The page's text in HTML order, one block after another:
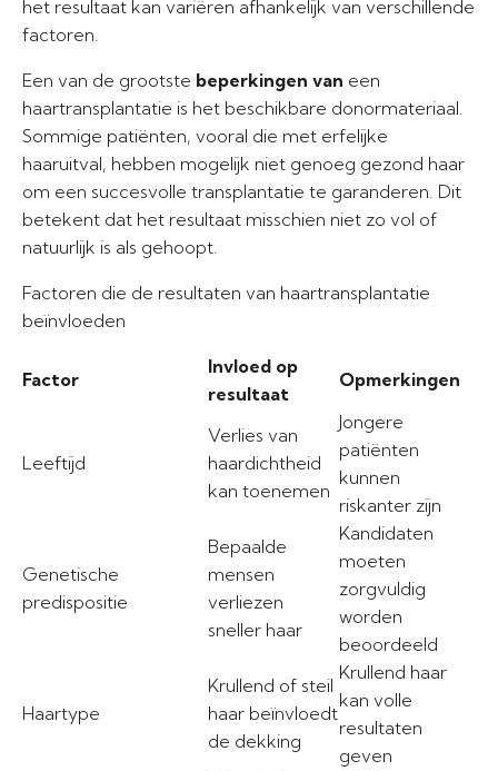
het resultaat kan variëren afhankelijk van verschillende
factoren.
Een van de grootste beperkingen van een
haartransplantatie is het beschikbare donormateriaal.
Sommige patiënten, vooral die met erfelijke
haaruitval, hebben mogelijk niet genoeg gezond haar
om een succesvolle transplantatie te garanderen. Dit
betekent dat het resultaat misschien niet zo vol of
natuurlijk is als gehoopt.
Factoren die de resultaten van haartransplantatie
beïnvloeden
Factor
Invloed op
resultaat
Opmerkingen
Leeftijd
Verlies van
haardichtheid
kan toenemen
Jongere
patiënten
kunnen
riskanter zijn
Genetische
predispositie
Bepaalde
mensen
verliezen
sneller haar
Kandidaten
moeten
zorgvuldig
worden
beoordeeld
Haartype
Krullend of steil
haar beïnvloedt
de dekking
Krullend haar
kan volle
resultaten
geven